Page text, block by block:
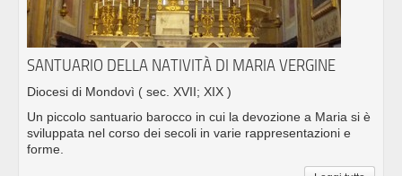
SANTUARIO DELLA NATIVITÀ DI MARIA VERGINE
Diocesi di Mondovì ( sec. XVII; XIX )
Un piccolo santuario barocco in cui la devozione a Maria si è
sviluppata nel corso dei secoli in varie rappresentazioni e
forme.